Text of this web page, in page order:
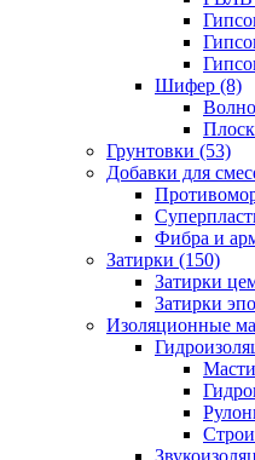
Шифер (8)
Грунтовки (53)
Добавки для
Фибра и
Затирки (150)
Затирки
Затирки
Изоляционные